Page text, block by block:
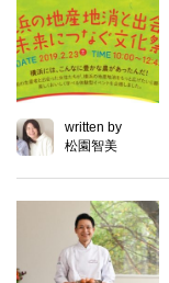
written by
松園智美